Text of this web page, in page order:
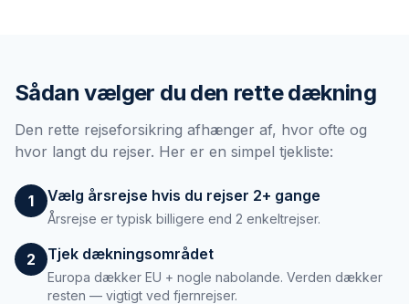
Sådan vælger du den rette dækning
Den rette rejseforsikring afhænger af, hvor ofte og
hvor langt du rejser. Her er en simpel tjekliste:
1 Vælg årsrejse hvis du rejser 2+ gange
Årsrejse er typisk billigere end 2 enkeltrejser.
2 Tjek dækningsområdet
Europa dækker EU + nogle nabolande. Verden dækker
resten — vigtigt ved fjernrejser.